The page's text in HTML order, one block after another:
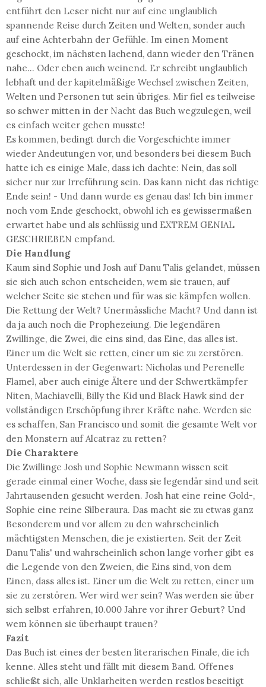
entführt den Leser nicht nur auf eine unglaublich
spannende Reise durch Zeiten und Welten, sonder auch
auf eine Achterbahn der Gefühle. Im einen Moment
geschockt, im nächsten lachend, dann wieder den Tränen
nahe... Oder eben auch weinend. Er schreibt unglaublich
lebhaft und der kapitelmäßige Wechsel zwischen Zeiten,
Welten und Personen tut sein übriges. Mir fiel es teilweise
so schwer mitten in der Nacht das Buch wegzulegen, weil
es einfach weiter gehen musste!
Es kommen, bedingt durch die Vorgeschichte immer
wieder Andeutungen vor, und besonders bei diesem Buch
hatte ich es einige Male, dass ich dachte: Nein, das soll
sicher nur zur Irreführung sein. Das kann nicht das richtige
Ende sein! - Und dann wurde es genau das! Ich bin immer
noch vom Ende geschockt, obwohl ich es gewissermaßen
erwartet habe und als schlüssig und EXTREM GENIAL
GESCHRIEBEN empfand.
Die Handlung
Kaum sind Sophie und Josh auf Danu Talis gelandet, müssen
sie sich auch schon entscheiden, wem sie trauen, auf
welcher Seite sie stehen und für was sie kämpfen wollen.
Die Rettung der Welt? Unermässliche Macht? Und dann ist
da ja auch noch die Prophezeiung. Die legendären
Zwillinge, die Zwei, die eins sind, das Eine, das alles ist.
Einer um die Welt sie retten, einer um sie zu zerstören.
Unterdessen in der Gegenwart: Nicholas und Perenelle
Flamel, aber auch einige Ältere und der Schwertkämpfer
Niten, Machiavelli, Billy the Kid und Black Hawk sind der
vollständigen Erschöpfung ihrer Kräfte nahe. Werden sie
es schaffen, San Francisco und somit die gesamte Welt vor
den Monstern auf Alcatraz zu retten?
Die Charaktere
Die Zwillinge Josh und Sophie Newmann wissen seit
gerade einmal einer Woche, dass sie legendär sind und seit
Jahrtausenden gesucht werden. Josh hat eine reine Gold-,
Sophie eine reine Silberaura. Das macht sie zu etwas ganz
Besonderem und vor allem zu den wahrscheinlich
mächtigsten Menschen, die je existierten. Seit der Zeit
Danu Talis' und wahrscheinlich schon lange vorher gibt es
die Legende von den Zweien, die Eins sind, von dem
Einen, dass alles ist. Einer um die Welt zu retten, einer um
sie zu zerstören. Wer wird wer sein? Was werden sie über
sich selbst erfahren, 10.000 Jahre vor ihrer Geburt? Und
wem können sie überhaupt trauen?
Fazit
Das Buch ist eines der besten literarischen Finale, die ich
kenne. Alles steht und fällt mit diesem Band. Offenes
schließt sich, alle Unklarheiten werden restlos beseitigt